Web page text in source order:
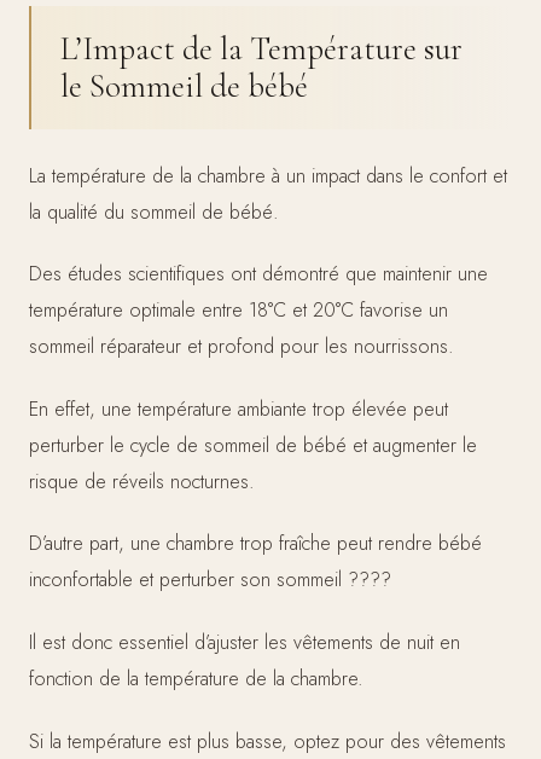
L’Impact de la Température sur
le Sommeil de bébé
La température de la chambre à un impact dans le confort et
la qualité du sommeil de bébé.
Des études scientifiques ont démontré que maintenir une
température optimale entre 18°C et 20°C favorise un
sommeil réparateur et profond pour les nourrissons.
En effet, une température ambiante trop élevée peut
perturber le cycle de sommeil de bébé et augmenter le
risque de réveils nocturnes.
D’autre part, une chambre trop fraîche peut rendre bébé
inconfortable et perturber son sommeil ????
Il est donc essentiel d’ajuster les vêtements de nuit en
fonction de la température de la chambre.
Si la température est plus basse, optez pour des vêtements